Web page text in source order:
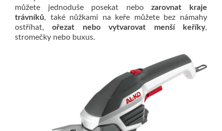
můžete jednoduše posekat nebozarovnat kraje
trávníků, také nůžkami na keře můžete bez námahy
ostříhat,ořezat nebo vytvarovat menší keříky,
stromečky nebo buxus.